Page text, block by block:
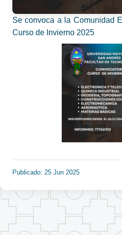
Se convoca a la Comunidad
Curso de Invierno 2025
Publicado: 25 Jun 2025